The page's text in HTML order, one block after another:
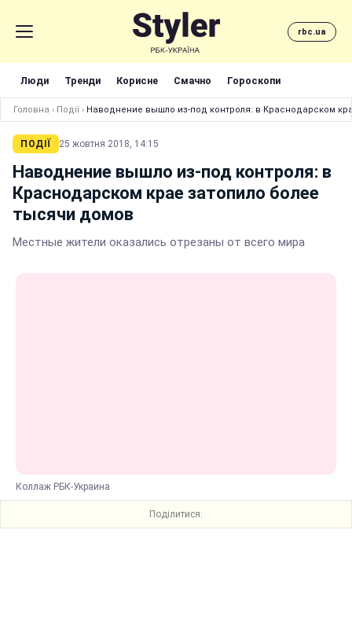
rbc.ua
Люди Тренди Корисне Смачно Гороскопи
Головна › Події › Наводнение вышло из-под контроля: в Краснодарском
ПОДІЇ 25 жовтня 2018, 14:15
Наводнение вышло из-под контроля: в
Краснодарском крае затопило более
тысячи домов
Местные жители оказались отрезаны от всего мира
Коллаж РБК-Украина
Поділитися: